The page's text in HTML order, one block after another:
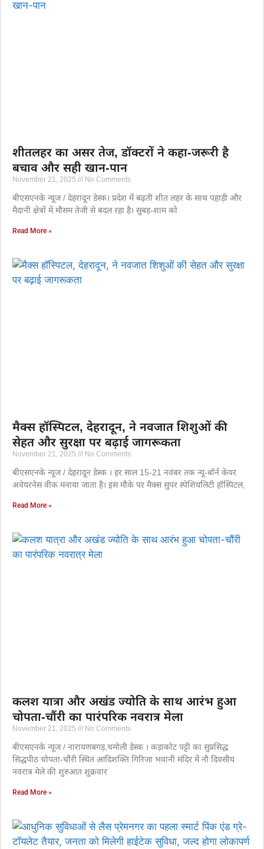
शीतलहर का असर तेज, डॉक्टरों ने कहा-जरूरी है
बचाव और सही खान-पान
November 21, 2025 No Comments
बीएसएनके न्यूज / देहरादून डेस्क। प्रदेश में बढ़ती शीत लहर के साथ पहाड़ी और
मैदानी क्षेत्रों में मौसम तेजी से बदल रहा है। सुबह-शाम को
Read More »
मैक्स हॉस्पिटल, देहरादून, ने नवजात शिशुओं की
सेहत और सुरक्षा पर बढ़ाई जागरूकता
November 21, 2025 No Comments
बीएसएनके न्यूज / देहरादून डेस्क । हर साल 15-21 नवंबर तक न्यू-बॉर्न केयर
अवेयरनेस वीक मनाया जाता है। इस मौके पर मैक्स सुपर स्पेशियलिटी हॉस्पिटल,
Read More »
कलश यात्रा और अखंड ज्योति के साथ आरंभ हुआ
चोपता-चौंरी का पारंपरिक नवरात्र मेला
November 21, 2025 No Comments
बीएसएनके न्यूज / नारायणबगड़,चमोली डेस्क । कड़ाकोट पट्टी का सुप्रसिद्ध
सिद्धपीठ चोपता-चौंरी स्थित आदिशक्ति गिरिजा भवानी मंदिर में नौ दिवसीय
नवरात्र मेले की शुरुआत शुक्रवार
Read More »